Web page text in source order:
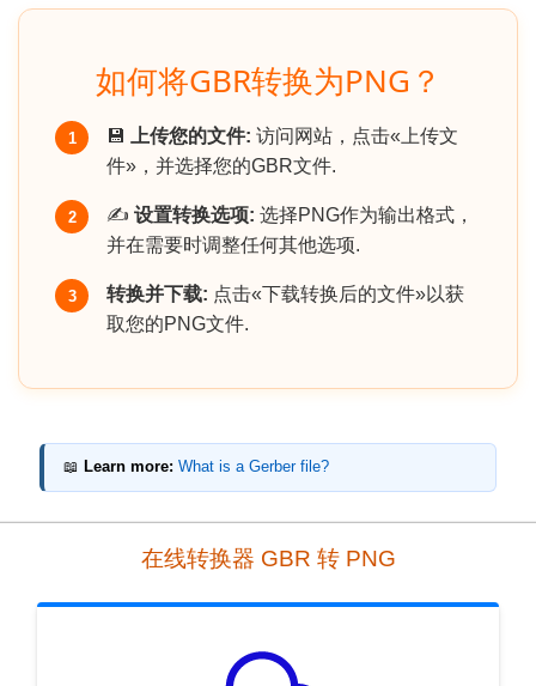
如何将GBR转换为PNG？
1 💾 上传您的文件: 访问网站，点击«上传文
件»，并选择您的GBR文件.
2 ✍️ 设置转换选项: 选择PNG作为输出格式，
并在需要时调整任何其他选项.
3 转换并下载: 点击«下载转换后的文件»以获
取您的PNG文件.
📖 Learn more: What is a Gerber file?
在线转换器 GBR 转 PNG